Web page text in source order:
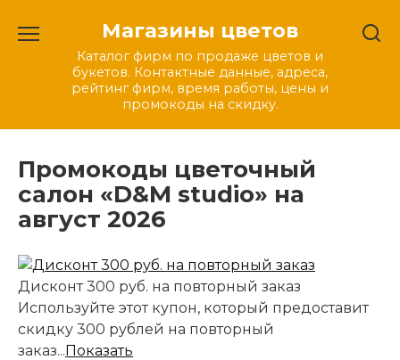
содержанию
Магазины цветов
Каталог фирм по продаже цветов и
букетов. Контактные данные, адреса,
рейтинг фирм, время работы, цены и
промокоды на скидку.
Промокоды цветочный
салон «D&M studio» на
август 2026
Дисконт 300 руб. на повторный заказ
Используйте этот купон, который предоставит
скидку 300 рублей на повторный
заказ...Показать